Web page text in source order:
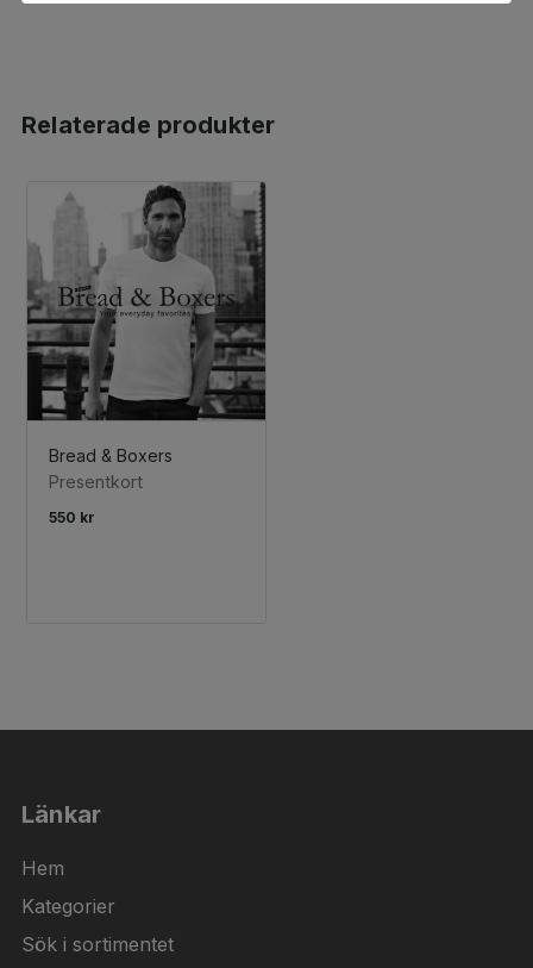
Relaterade produkter
Bread & Boxers
Presentkort
550 kr
Länkar
Hem
Kategorier
Sök i sortimentet